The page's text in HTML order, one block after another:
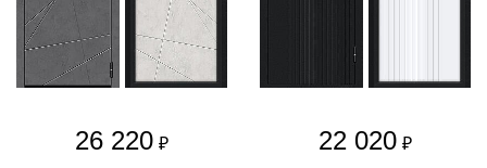
26 220 ₽ 22 020 ₽